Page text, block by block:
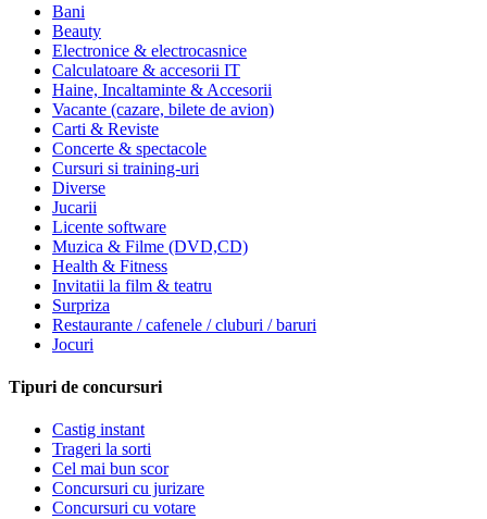
Bani
Beauty
Electronice & electrocasnice
Calculatoare & accesorii IT
Haine, Incaltaminte & Accesorii
Vacante (cazare, bilete de avion)
Carti & Reviste
Concerte & spectacole
Cursuri si training-uri
Diverse
Jucarii
Licente software
Muzica & Filme (DVD,CD)
Health & Fitness
Invitatii la film & teatru
Surpriza
Restaurante / cafenele / cluburi / baruri
Jocuri
Tipuri de concursuri
Castig instant
Trageri la sorti
Cel mai bun scor
Concursuri cu jurizare
Concursuri cu votare